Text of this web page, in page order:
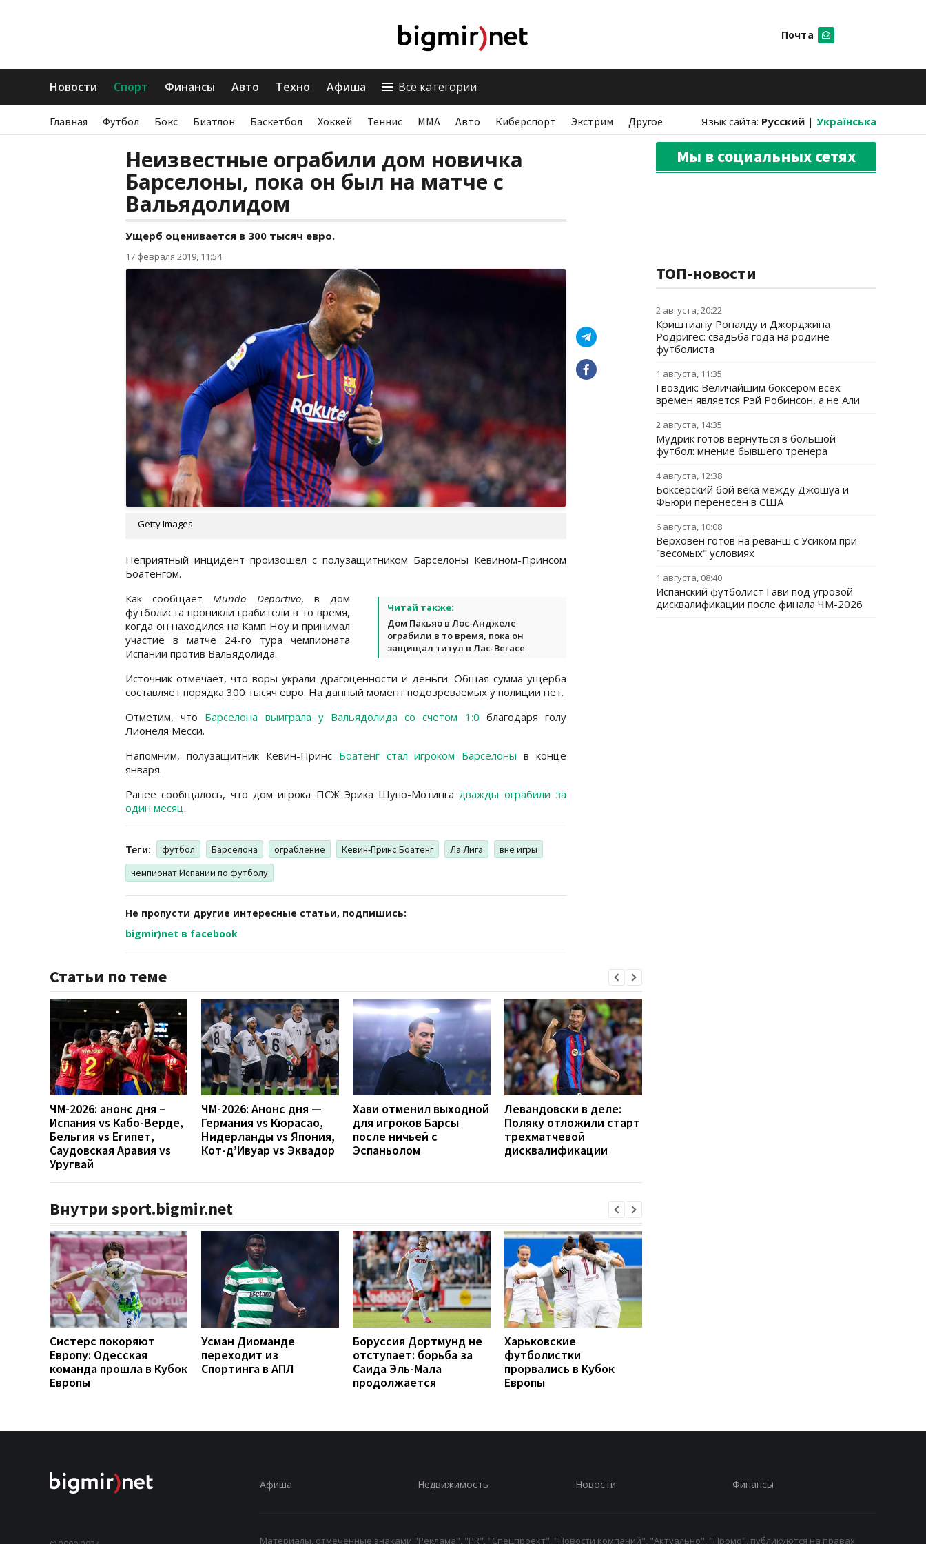
Почта
Новости Спорт Финансы Авто Техно Афиша Все категории
Главная Футбол Бокс Биатлон Баскетбол Хоккей Теннис ММА Авто Киберспорт Экстрим Другое Язык сайта: Русский | Українська
Неизвестные ограбили дом новичка
Барселоны, пока он был на матче с
Вальядолидом
Ущерб оценивается в 300 тысяч евро.
17 февраля 2019, 11:54
Getty Images
Неприятный инцидент произошел с полузащитником Барселоны Кевином-Принсом
Боатенгом.
Читай также:
Дом Пакьяо в Лос-Анджеле
ограбили в то время, пока он
защищал титул в Лас-Вегасе
Как сообщает Mundo Deportivo, в дом
футболиста проникли грабители в то время,
когда он находился на Камп Ноу и принимал
участие в матче 24-го тура чемпионата
Испании против Вальядолида.
Источник отмечает, что воры украли драгоценности и деньги. Общая сумма ущерба
составляет порядка 300 тысяч евро. На данный момент подозреваемых у полиции нет.
Отметим, что Барселона выиграла у Вальядолида со счетом 1:0 благодаря голу
Лионеля Месси.
Напомним, полузащитник Кевин-Принс Боатенг стал игроком Барселоны в конце
января.
Ранее сообщалось, что дом игрока ПСЖ Эрика Шупо-Мотинга дважды ограбили за
один месяц .
Теги: футбол Барселона ограбление Кевин-Принс Боатенг Ла Лига
вне игры
чемпионат Испании по футболу
Не пропусти другие интересные статьи, подпишись:
bigmir)net в facebook
Статьи по теме
ЧМ-2026: анонс дня –
Испания vs Кабо-Верде,
Бельгия vs Египет,
Саудовская Аравия vs
Уругвай
ЧМ-2026: Анонс дня —
Германия vs Кюрасао,
Нидерланды vs Япония,
Кот-д’Ивуар vs Эквадор
Хави отменил выходной
для игроков Барсы
после ничьей с
Эспаньолом
Левандовски в деле:
Поляку отложили старт
трехматчевой
дисквалификации
Внутри sport.bigmir.net
Систерс покоряют
Европу: Одесская
команда прошла в Кубок
Европы
Усман Диоманде
переходит из
Спортинга в АПЛ
Боруссия Дортмунд не
отступает: борьба за
Саида Эль-Мала
продолжается
Харьковские
футболистки
прорвались в Кубок
Европы
Мы в социальных сетях
ТОП-новости
2 августа, 20:22
Криштиану Роналду и Джорджина
Родригес: свадьба года на родине
футболиста
1 августа, 11:35
Гвоздик: Величайшим боксером всех
времен является Рэй Робинсон, а не Али
2 августа, 14:35
Мудрик готов вернуться в большой
футбол: мнение бывшего тренера
4 августа, 12:38
Боксерский бой века между Джошуа и
Фьюри перенесен в США
6 августа, 10:08
Верховен готов на реванш с Усиком при
"весомых" условиях
1 августа, 08:40
Испанский футболист Гави под угрозой
дисквалификации после финала ЧМ-2026
Афиша Недвижимость Новости Финансы
Материалы, отмеченные знаками "Реклама", "PR", "Спецпроект", "Новости компаний", "Актуально", "Промо", публикуются на правах